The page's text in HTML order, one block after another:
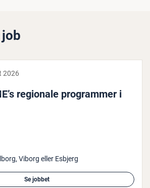
2026
regionale pro­gram­mer i
Viborg eller Esbjerg
Se jobbet